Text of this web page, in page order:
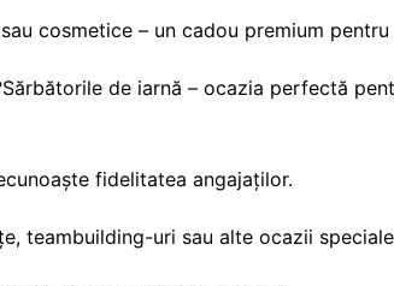
cosmetice – un cadou premium
de iarnă – ocazia perfectă
fidelitatea angajaților.
teambuilding-uri sau alte ocazii